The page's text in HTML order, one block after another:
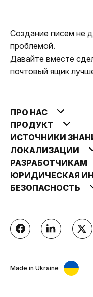
Создание писем не
проблемой.
Давайте вместе
почтовый ящик
ПРО НАС
ПРОДУКТ
ИСТОЧНИКИ
ЛОКАЛИЗАЦИИ
РАЗРАБОТЧИКАМ
ЮРИДИЧЕСКАЯ
БЕЗОПАСНОСТЬ
Made in Ukraine